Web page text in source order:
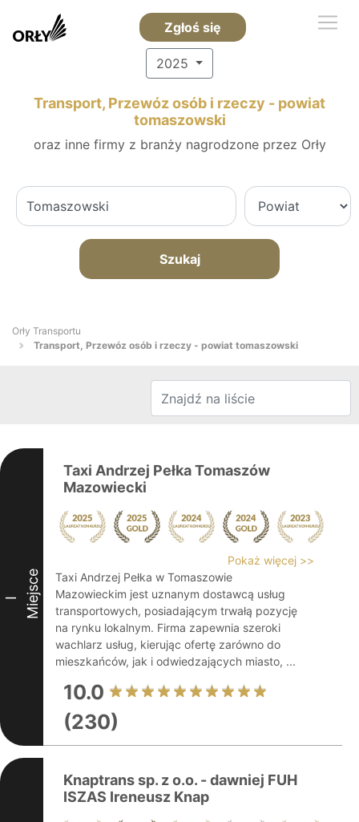
Zgłoś się
2025
Transport, Przewóz osób i rzeczy - powiat
tomaszowski
oraz inne firmy z branży nagrodzone przez Orły
Szukaj
Orły Transportu
Transport, Przewóz osób i rzeczy - powiat tomaszowski
I Miejsce
Taxi Andrzej Pełka Tomaszów
Mazowiecki
Pokaż więcej >>
Taxi Andrzej Pełka w Tomaszowie
Mazowieckim jest uznanym dostawcą usług
transportowych, posiadającym trwałą pozycję
na rynku lokalnym. Firma zapewnia szeroki
wachlarz usług, kierując ofertę zarówno do
mieszkańców, jak i odwiedzających miasto, ...
10.0
(230)
Knaptrans sp. z o.o. - dawniej FUH
ISZAS Ireneusz Knap